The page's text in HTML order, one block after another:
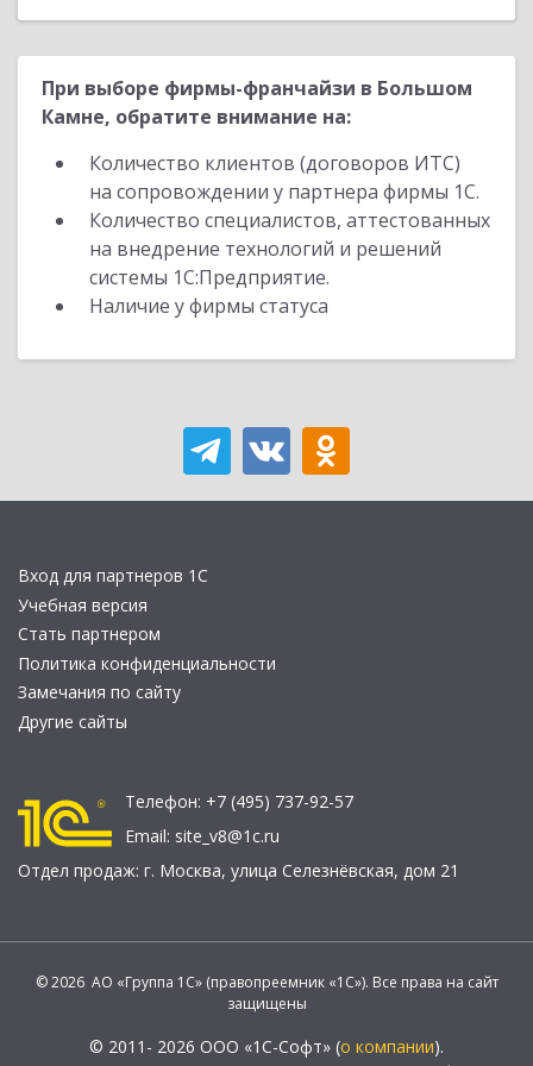
При выборе фирмы-франчайзи в Большом
Камне, обратите внимание на:
Количество клиентов (договоров ИТС)
на сопровождении у партнера фирмы 1С.
Количество специалистов, аттестованных
на внедрение технологий и решений
системы 1С:Предприятие.
Наличие у фирмы статуса
Вход для партнеров 1С
Учебная версия
Стать партнером
Политика конфиденциальности
Замечания по сайту
Другие сайты
Телефон: +7 (495) 737-92-57
Email: site_v8@1c.ru
Отдел продаж: г. Москва, улица Селезнёвская, дом 21
© 2026 АО «Группа 1С» (правопреемник «1С»). Все права на сайт
защищены
© 2011- 2026 ООО «1С-Софт» (о компании).